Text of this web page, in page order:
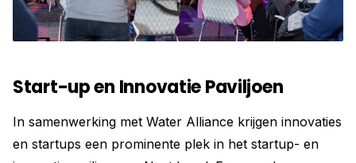
Start-up en Innovatie Paviljoen
In samenwerking met Water Alliance krijgen innovaties
en startups een prominente plek in het startup- en